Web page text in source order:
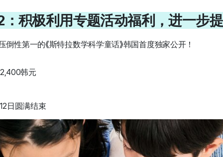
：积极利用专题活动福利，进一步
性第一的《斯特拉数学科学童话》韩国首度独家公开！
韩元
日圆满结束